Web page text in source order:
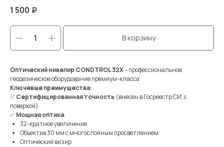
1 500 ₽
В корзину
Оптический нивелир CONDTROL 32X– профессиональное
геодезическое оборудование премиум-класса
Ключевые преимущества:
✅Сертифицированная точность (внесен в Госреестр СИ, с
поверкой)
✅Мощная оптика:
32-кратное увеличение
Объектив 30 мм с многослойным просветлением
Оптический визир